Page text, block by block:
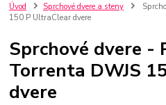
Úvod Sprchové dvere a steny
150 P UltraClear dvere
Sprchové dvere -
Torrenta DWJS
dvere